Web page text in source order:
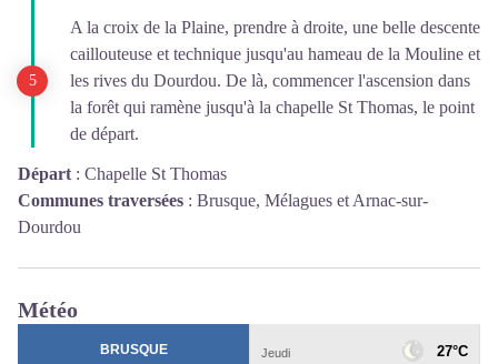
A la croix de la Plaine, prendre à droite, une belle descente
caillouteuse et technique jusqu'au hameau de la Mouline et
les rives du Dourdou. De là, commencer l'ascension dans
la forêt qui ramène jusqu'à la chapelle St Thomas, le point
de départ.
Départ : Chapelle St Thomas
Communes traversées : Brusque, Mélagues et Arnac-sur-
Dourdou
Météo